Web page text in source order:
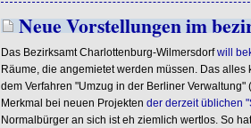
Neue Vorstellungen im
Das Bezirksamt Charlottenburg-Wilmersdorfwill
Räume, die angemietet werden müssen. Das
dem Verfahren "Umzug in der Berliner Verwaltung" (
Merkmal bei neuen Projekten der derzeit üblichen
Normalbürger an sich ist eh ziemlich wertlos. So